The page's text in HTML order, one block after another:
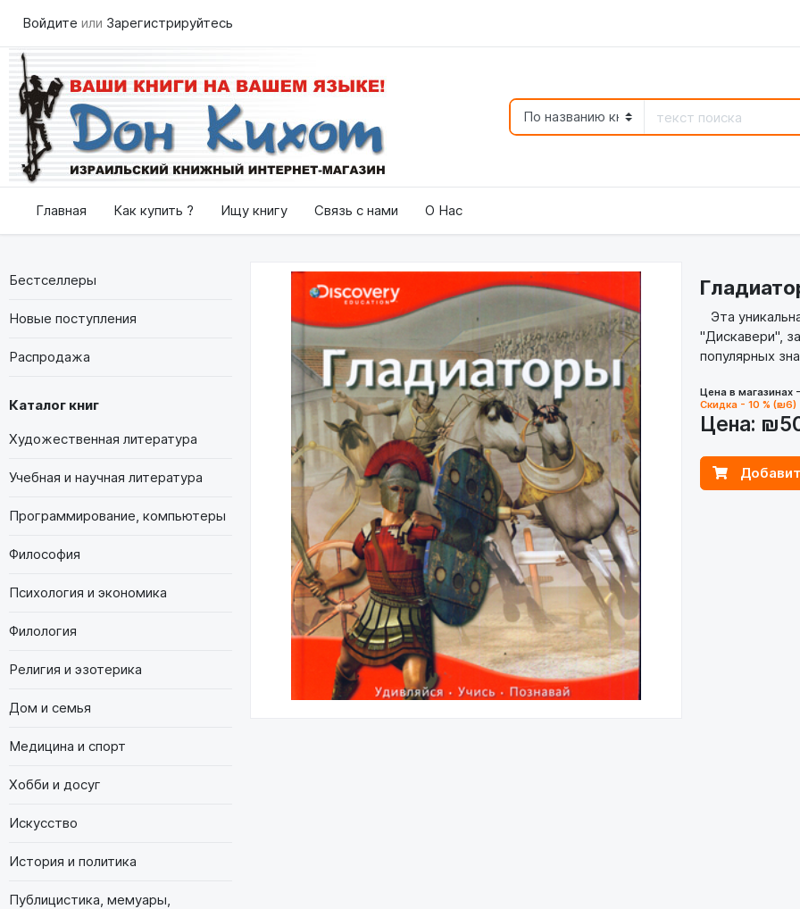
Войдите или Зарегистрируйтесь
Главная Как купить ? Ищу книгу Связь с нами О Нас
Бестселлеры
Новые поступления
Распродажа
Каталог книг
Художественная литература
Учебная и научная литература
Программирование, компьютеры
Философия
Психология и экономика
Филология
Религия и эзотерика
Дом и семья
Медицина и спорт
Хобби и досуг
Искусство
История и политика
Публицистика, мемуары,
Эта
"Дискавери",
популярных
Цена в магазинах
Скидка - 10 % (₪6)
Цена: